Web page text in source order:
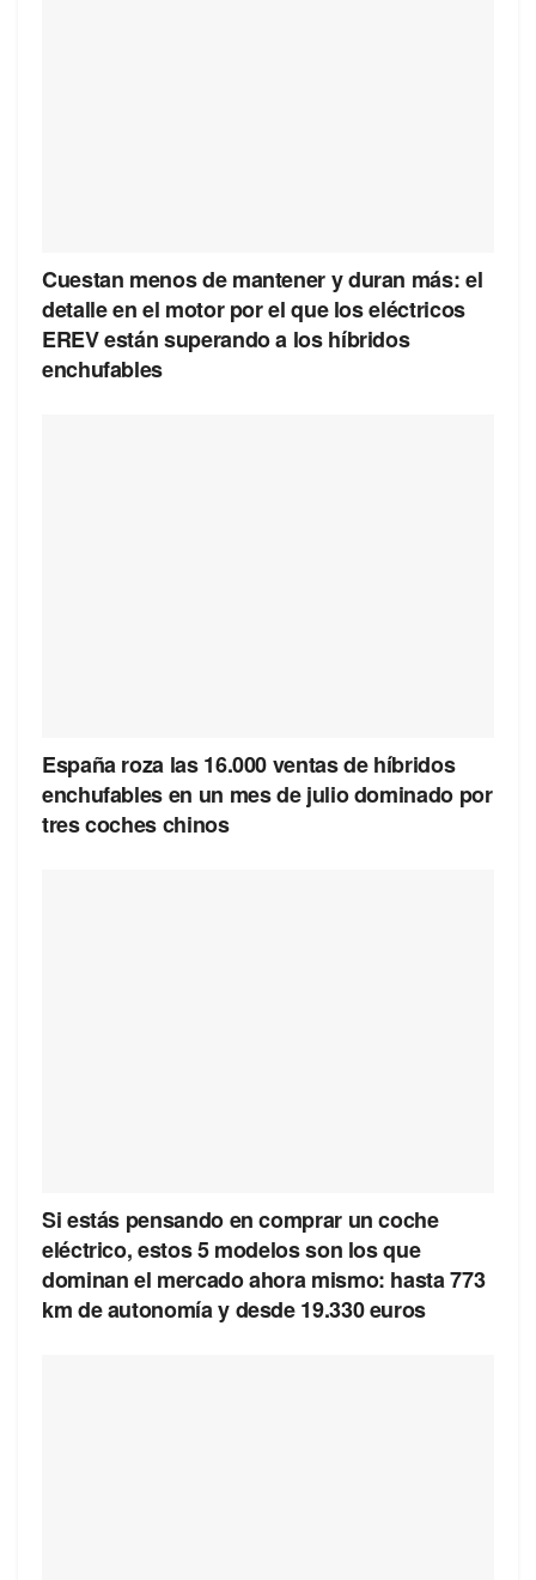
Cuestan menos de mantener y duran más: el
detalle en el motor por el que los eléctricos
EREV están superando a los híbridos
enchufables
España roza las 16.000 ventas de híbridos
enchufables en un mes de julio dominado por
tres coches chinos
Si estás pensando en comprar un coche
eléctrico, estos 5 modelos son los que
dominan el mercado ahora mismo: hasta 773
km de autonomía y desde 19.330 euros